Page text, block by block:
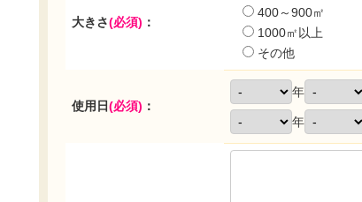
大きさ(必須) ：
400～900㎡
1000㎡以上
その他
使用日(必須) ：
年
年